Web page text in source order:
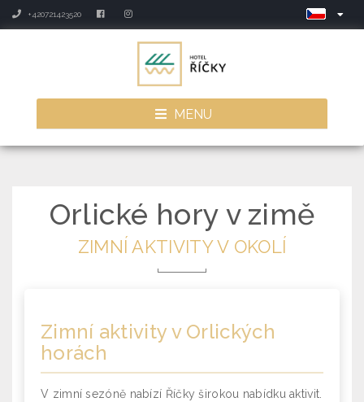
+420721423520
MENU
Orlické hory v zimě
ZIMNÍ AKTIVITY V OKOLÍ
Zimní aktivity v Orlických
horách
V zimní sezóně nabízí Říčky širokou nabídku aktivit.